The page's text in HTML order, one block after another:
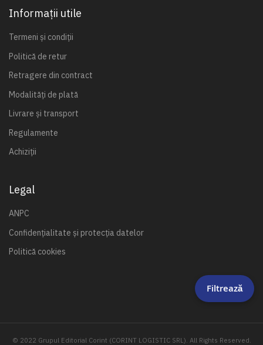
Informații utile
Termeni și condiții
Politică de retur
Retragere din contract
Modalități de plată
Livrare și transport
Regulamente
Achiziții
Legal
ANPC
Confidențialitate și protecția datelor
Politică cookies
© 2022 Grupul Editorial Corint (CORINT LOGISTIC SRL). All Rights Reserved.
Filtrează